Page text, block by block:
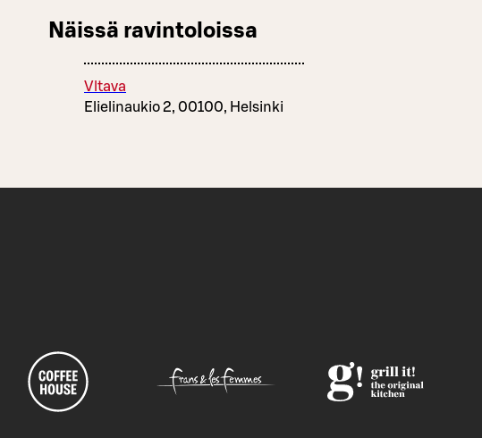
Näissä ravintoloissa
Vltava
Elielinaukio 2, 00100, Helsinki